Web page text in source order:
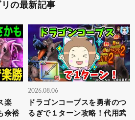
の最新記事
楽
余裕
2026.08.06
ドラゴンコープスを勇者のつ
るぎで１ターン攻略！代用武